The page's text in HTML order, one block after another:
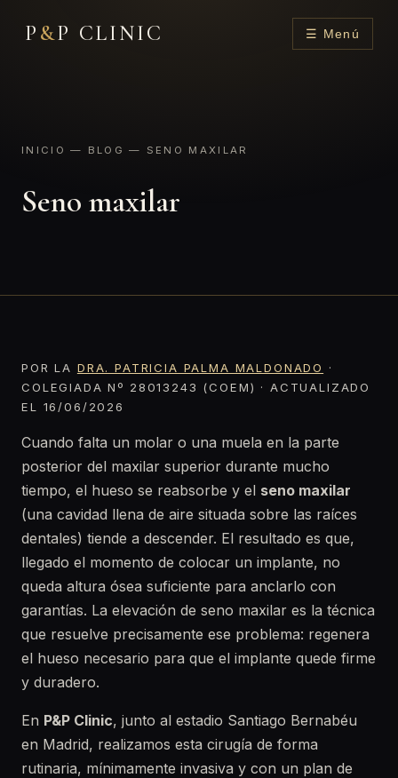
P &P CLINIC ☰ Menú
INICIO — BLOG — SENO MAXILAR
Seno maxilar
POR LA DRA. PATRICIA PALMA MALDONADO
·
COLEGIADA Nº 28013243 (COEM) · ACTUALIZADO
EL 16/06/2026
Cuando falta un molar o una muela en la parte
posterior del maxilar superior durante mucho
tiempo, el hueso se reabsorbe y el seno maxilar
(una cavidad llena de aire situada sobre las raíces
dentales) tiende a descender. El resultado es que,
llegado el momento de colocar un implante, no
queda altura ósea suficiente para anclarlo con
garantías. La elevación de seno maxilar es la técnica
que resuelve precisamente ese problema: regenera
el hueso necesario para que el implante quede firme
y duradero.
En P&P Clinic, junto al estadio Santiago Bernabéu
en Madrid, realizamos esta cirugía de forma
rutinaria, mínimamente invasiva y con un plan de